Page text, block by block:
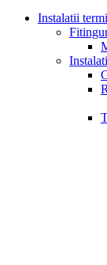
Instalatii